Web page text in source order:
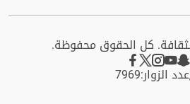
عدد الزوار:7969